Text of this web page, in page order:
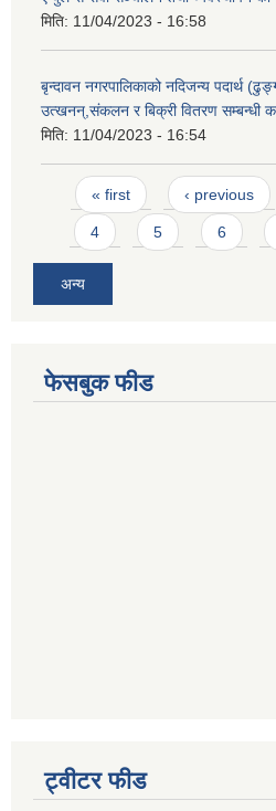
मिति: 11/04/2023 - 16:58
बृन्दावन नगरपालिकाको नदिजन्य पदार्थ
उत्खनन्,संकलन र बिक्री वितरण सम्बन्धी
मिति: 11/04/2023 - 16:54
Pages
« first ‹ previous
4 5 6
अन्य
फेसबुक फीड
ट्वीटर फीड